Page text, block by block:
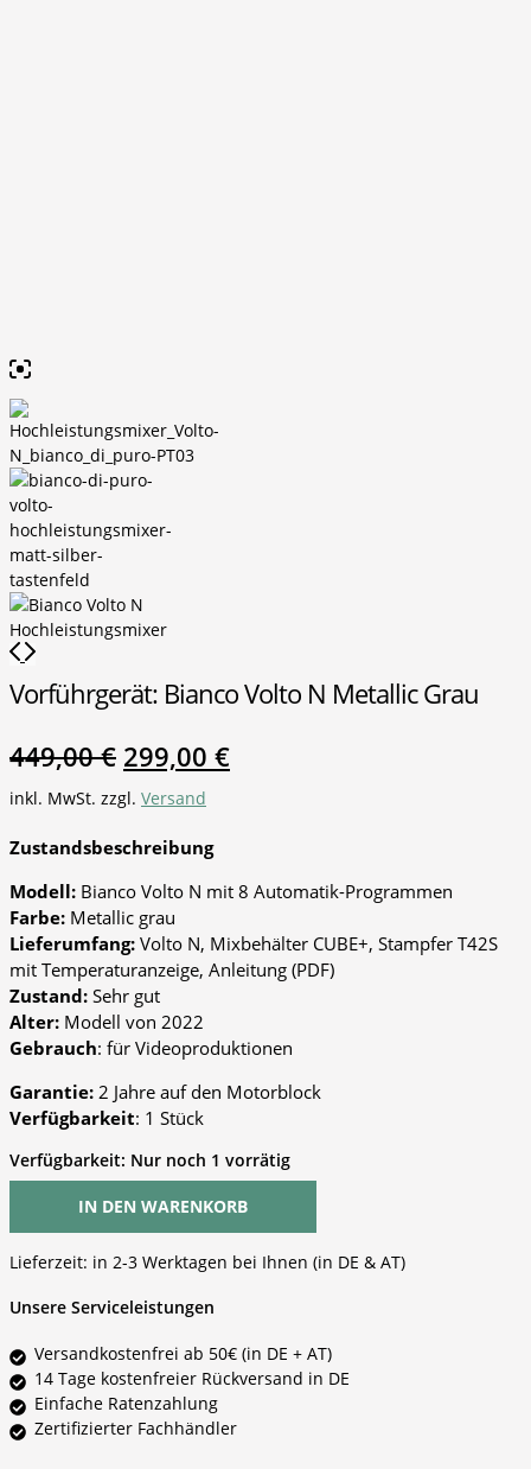
Vorführgerät: Bianco Volto N Metallic Grau
449,00€ 299,00 €
inkl. MwSt. zzgl. Versand
Zustandsbeschreibung
Modell: Bianco Volto N mit 8 Automatik-Programmen
Farbe: Metallic grau
Lieferumfang: Volto N, Mixbehälter CUBE+, Stampfer T42S
mit Temperaturanzeige, Anleitung (PDF)
Zustand: Sehr gut
Alter: Modell von 2022
Gebrauch: für Videoproduktionen
Garantie: 2 Jahre auf den Motorblock
Verfügbarkeit: 1 Stück
Verfügbarkeit: Nur noch 1 vorrätig
IN DEN WARENKORB
Lieferzeit: in 2-3 Werktagen bei Ihnen (in DE & AT)
Unsere Serviceleistungen
Versandkostenfrei ab 50€ (in DE + AT)
14 Tage kostenfreier Rückversand in DE
Einfache Ratenzahlung
Zertifizierter Fachhändler